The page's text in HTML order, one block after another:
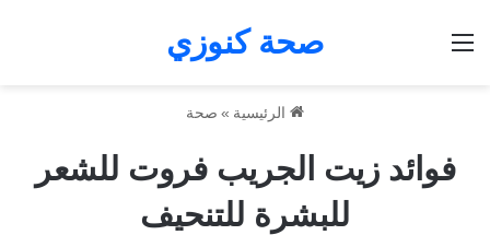
صحة كنوزي
الرئيسية » صحة
فوائد زيت الجريب فروت للشعر
للبشرة للتنحيف